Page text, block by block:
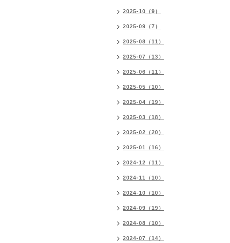
2025-10（9）
2025-09（7）
2025-08（11）
2025-07（13）
2025-06（11）
2025-05（10）
2025-04（19）
2025-03（18）
2025-02（20）
2025-01（16）
2024-12（11）
2024-11（10）
2024-10（10）
2024-09（19）
2024-08（10）
2024-07（14）